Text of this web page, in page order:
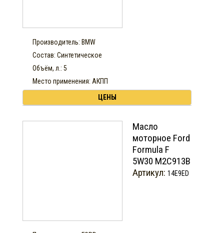
Производитель: BMW
Состав: Синтетическое
Объём, л.: 5
Место применения: АКПП
ЦЕНЫ
Масло
моторное Ford
Formula F
5W30 М2С913В
Артикул: 14E9ED